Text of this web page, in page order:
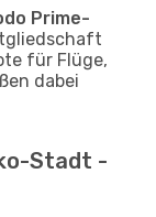
Prime-
für Flüge,
dabei
Stadt -